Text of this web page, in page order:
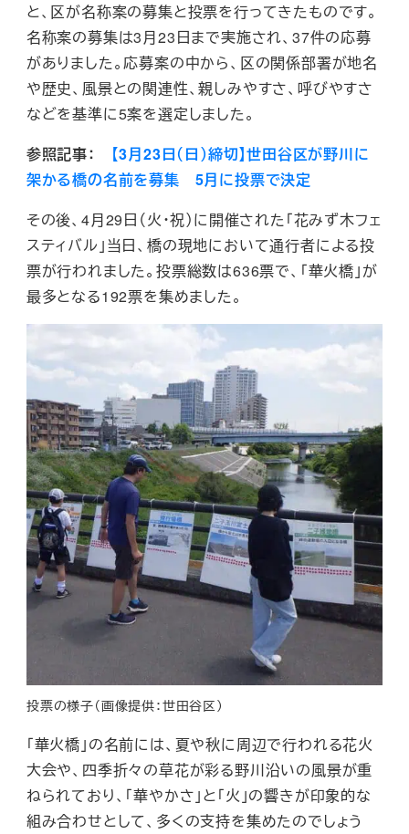
と、区が名称案の募集と投票を行ってきたものです。
名称案の募集は3月23日まで実施され、37件の応募
がありました。応募案の中から、区の関係部署が地名
や歴史、風景との関連性、親しみやすさ、呼びやすさ
などを基準に5案を選定しました。
参照記事：
【3月23日（日）締切】世田谷区が野川に
架かる橋の名前を募集 5月に投票で決定
その後、4月29日（火・祝）に開催された「花みず木フェ
スティバル」当日、橋の現地において通行者による投
票が行われました。投票総数は636票で、「華火橋」が
最多となる192票を集めました。
投票の様子（画像提供：世田谷区）
「華火橋」の名前には、夏や秋に周辺で行われる花火
大会や、四季折々の草花が彩る野川沿いの風景が重
ねられており、「華やかさ」と「火」の響きが印象的な
組み合わせとして、多くの支持を集めたのでしょう